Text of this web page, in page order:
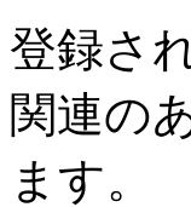
登録さ
関連の
ます。